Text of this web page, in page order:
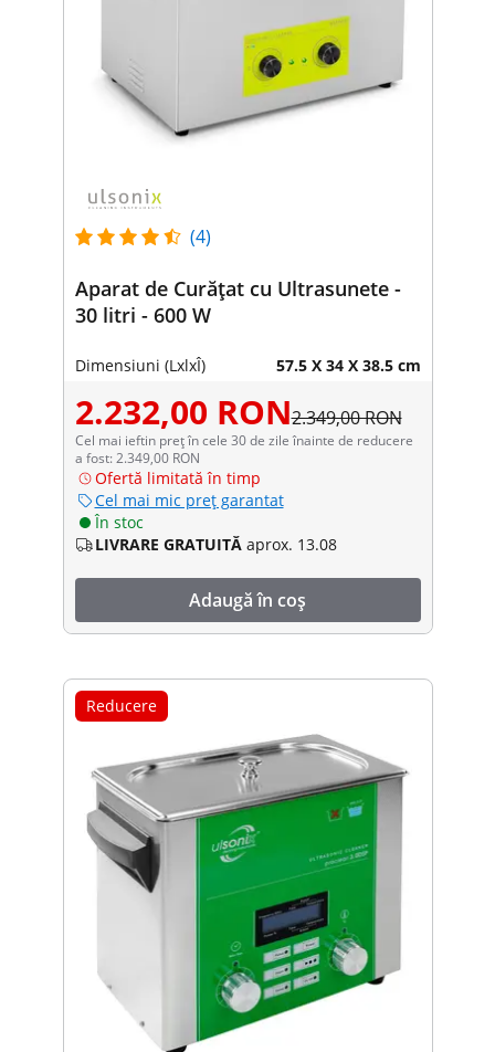
(4)
Aparat de Curățat cu Ultrasunete -
30 litri - 600 W
Dimensiuni (LxlxÎ) 57.5 X 34 X 38.5 cm
2.232,00 RON2.349,00 RON
Cel mai ieftin preț în cele 30 de zile înainte de reducere
a fost: 2.349,00 RON
Ofertă limitată în timp
Cel mai mic preț garantat
În stoc
LIVRARE GRATUITĂ aprox. 13.08
Adaugă în coș
Reducere